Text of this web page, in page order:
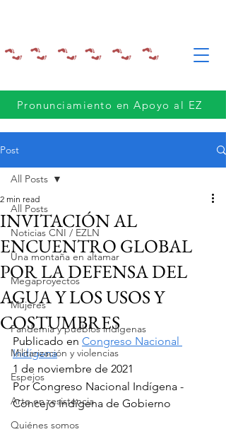
Pronunciamiento en Apoyo al EZ
Post
All Posts
Noticias CNI / EZLN
Una montaña en altamar
Megaproyectos
Mujeres
Pandemia y pueblos indígenas
Militarización y violencias
Espejos
Arte en resistencia
Quiénes somos
All Posts
INVITACIÓN AL
ENCUENTRO GLOBAL
POR LA DEFENSA DEL
AGUA Y LOS USOS Y
COSTUMBRES
2 min read
Publicado en Congreso Nacional
Indígena
1 de noviembre de 2021
Por Congreso Nacional Indígena -
Concejo Indígena de Gobierno